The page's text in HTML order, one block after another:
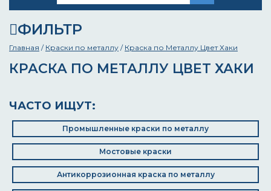
ФИЛЬТР
Главная / Краски по металлу / Краска по Металлу Цвет Хаки
КРАСКА ПО МЕТАЛЛУ ЦВЕТ ХАКИ
ЧАСТО ИЩУТ:
Промышленные краски по металлу
Мостовые краски
Антикоррозионная краска по металлу